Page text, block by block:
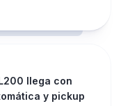
llega con
y pickup